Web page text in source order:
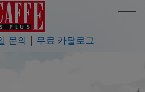
문의 무료 카탈로그